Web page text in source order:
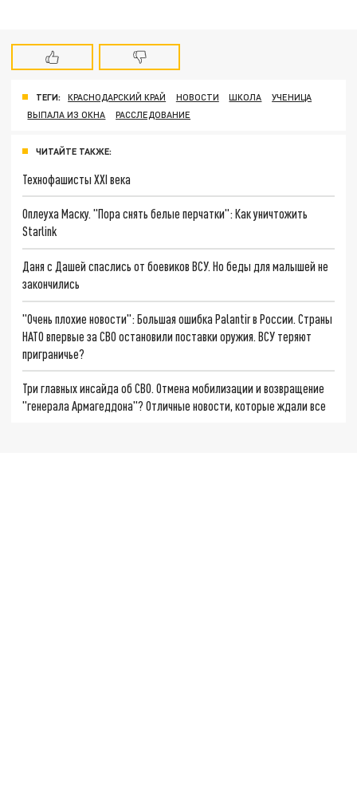
ТЕГИ: КРАСНОДАРСКИЙ КРАЙ НОВОСТИ ШКОЛА
УЧЕНИЦА
ВЫПАЛА ИЗ ОКНА
РАССЛЕДОВАНИЕ
ЧИТАЙТЕ ТАКЖЕ:
Технофашисты XXI века
Оплеуха Маску. "Пора снять белые перчатки": Как уничтожить
Starlink
Даня с Дашей спаслись от боевиков ВСУ. Но беды для малышей не
закончились
"Очень плохие новости": Большая ошибка Palantir в России. Страны
НАТО впервые за СВО остановили поставки оружия. ВСУ теряют
приграничье?
Три главных инсайда об СВО. Отмена мобилизации и возвращение
"генерала Армагеддона"? Отличные новости, которые ждали все